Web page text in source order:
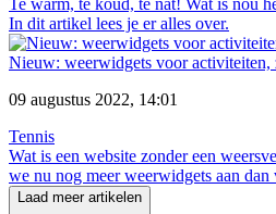
In dit artikel lees je er alles over.
Nieuw: weerwidgets voor activiteiten,
09 augustus 2022, 14:01
Tennis
Wat is een website zonder een
we nu nog meer weerwidgets aan dan
Laad meer artikelen